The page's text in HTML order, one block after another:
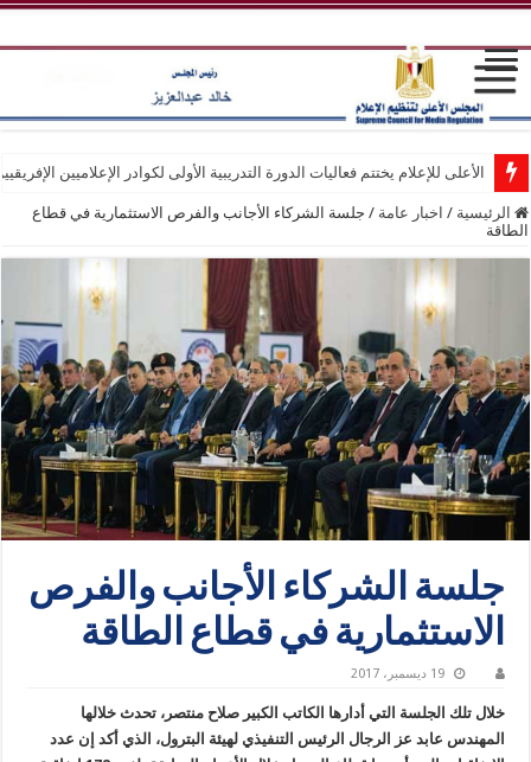
الأعلى للإعلام يختتم فعاليات الدورة التدريبية الأولى لكوادر الإعلاميين
الرئيسية / اخبار عامة / جلسة الشركاء الأجانب والفرص الاستثمارية في قطاع
الطاقة
جلسة الشركاء الأجانب والفرص
الاستثمارية في قطاع الطاقة
19 ديسمبر، 2017
خلال تلك الجلسة التي أدارها الكاتب الكبير صلاح منتصر، تحدث خلالها
المهندس عابد عز الرجال الرئيس التنفيذي لهيئة البترول، الذي أكد إن عدد